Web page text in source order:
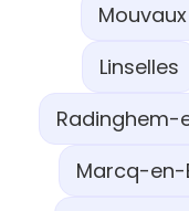
Mouvaux
Linselles
Radinghem-
Marcq-